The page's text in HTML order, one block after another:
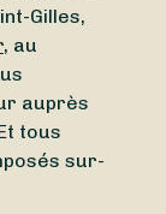
Gilles,
, au
auprès
tous
sur-